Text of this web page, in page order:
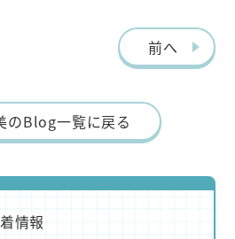
前へ
のBlog一覧に戻る
情報